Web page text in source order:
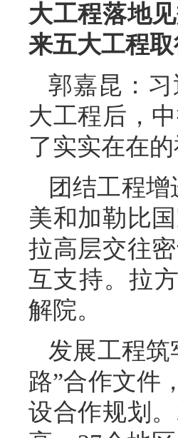
大工程落地
来五大工程
郭嘉昆：
大工程后，
了实实在在的
团结工程
美和加勒比
拉高层交往
互支持。拉
解院。
发展工程
路”合作文件
设合作规划